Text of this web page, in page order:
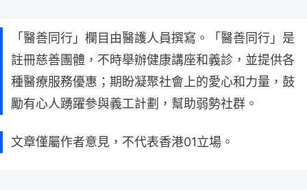
「醫善同行」欄目由醫護人員撰寫。「醫善同行」是
註冊慈善團體，不時舉辦健康講座和義診，並提供各
種醫療服務優惠；期盼凝聚社會上的愛心和力量，鼓
勵有心人踴躍參與義工計劃，幫助弱勢社群。
文章僅屬作者意見，不代表香港01立場。